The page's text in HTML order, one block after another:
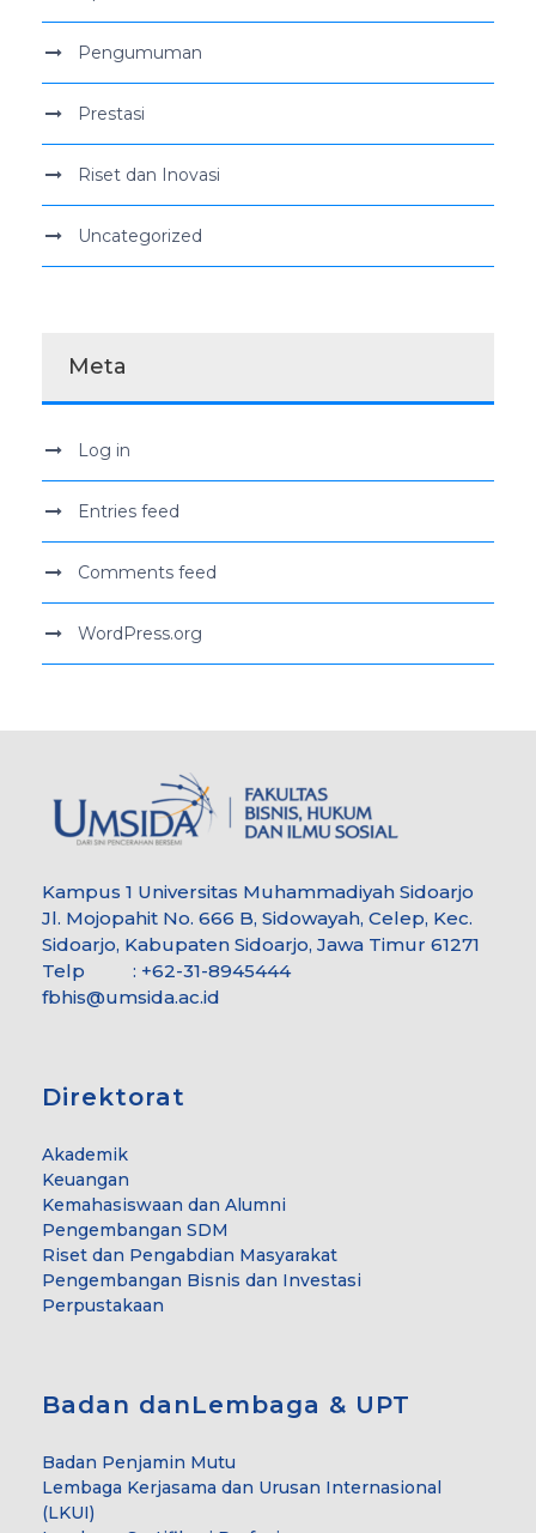
Pengumuman
Prestasi
Riset dan Inovasi
Uncategorized
Meta
Log in
Entries feed
Comments feed
WordPress.org
Kampus 1 Universitas Muhammadiyah Sidoarjo
Jl. Mojopahit No. 666 B, Sidowayah, Celep, Kec.
Sidoarjo, Kabupaten Sidoarjo, Jawa Timur 61271
Telp : +62-31-8945444
fbhis@umsida.ac.id
Direktorat
Akademik
Keuangan
Kemahasiswaan dan Alumni
Pengembangan SDM
Riset dan Pengabdian Masyarakat
Pengembangan Bisnis dan Investasi
Perpustakaan
Badan danLembaga & UPT
Badan Penjamin Mutu
Lembaga Kerjasama dan Urusan Internasional
(LKUI)